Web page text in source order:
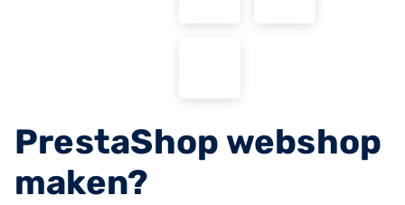
PrestaShop webshop
maken?